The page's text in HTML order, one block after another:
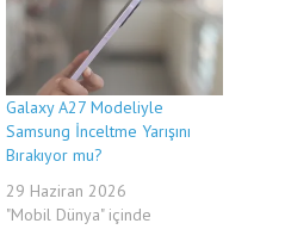
Galaxy A27 Modeliyle
Samsung İnceltme Yarışını
Bırakıyor mu?
29 Haziran 2026
"Mobil Dünya" içinde